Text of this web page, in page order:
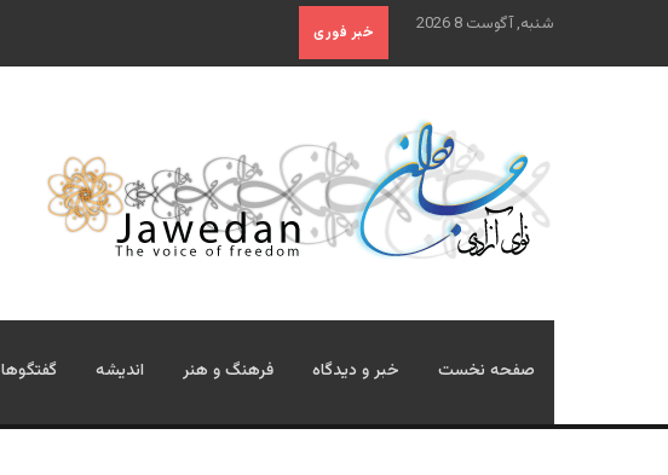
شنبه, آگوست 8 2026 خبر فوری
صفحه نخست خبر و دیدگاه فرهنگ و هنر اندیشه گفتگوها